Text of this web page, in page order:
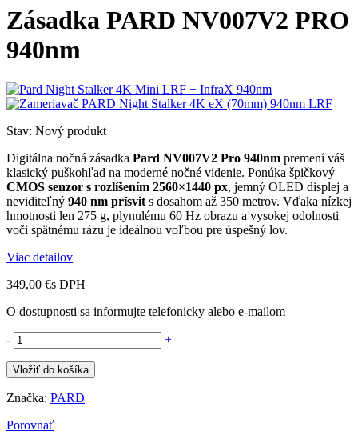
Zásadka PARD NV007V2 PRO
940nm
Stav: Nový produkt
Digitálna nočná zásadka Pard NV007V2 Pro 940nm premení váš
klasický puškohľad na moderné nočné videnie. Ponúka špičkový
CMOS senzor s rozlíšením 2560×1440 px, jemný OLED displej a
neviditeľný 940 nm prísvit s dosahom až 350 metrov. Vďaka nízkej
hmotnosti len 275 g, plynulému 60 Hz obrazu a vysokej odolnosti
voči spätnému rázu je ideálnou voľbou pre úspešný lov.
Viac detailov
349,00 €s DPH
O dostupnosti sa informujte telefonicky alebo e-mailom
- +
Vložiť do košíka
Značka: PARD
Porovnať